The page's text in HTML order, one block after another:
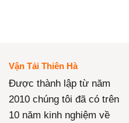
Vận Tải Thiên Hà
Được thành lập từ năm
2010 chúng tôi đã có trên
10 năm kinh nghiệm về